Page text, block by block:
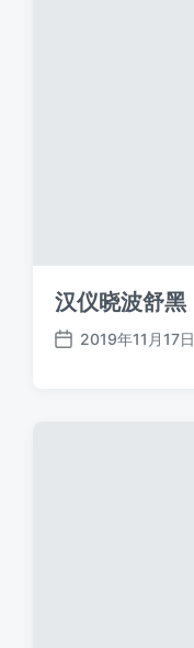
汉仪晓波舒黑
发
2019年11月17日